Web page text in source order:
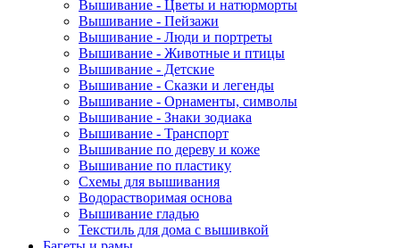
Вышивание - Цветы и натюрморты
Вышивание - Пейзажи
Вышивание - Люди и портреты
Вышивание - Животные и птицы
Вышивание - Детские
Вышивание - Сказки и легенды
Вышивание - Орнаменты, символы
Вышивание - Знаки зодиака
Вышивание - Транспорт
Вышивание по дереву и коже
Вышивание по пластику
Схемы для вышивания
Водорастворимая основа
Вышивание гладью
Текстиль для дома с вышивкой